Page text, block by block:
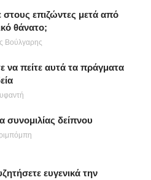
στους επιζώντες μετά από
θάνατο;
Βούλγαρης
να πείτε αυτά τα πράγματα
συνομιλίας δείπνου
ευγενικά την